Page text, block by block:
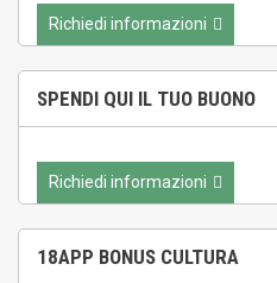
Richiedi informazioni
SPENDI QUI IL TUO BUONO
Richiedi informazioni
18APP BONUS CULTURA